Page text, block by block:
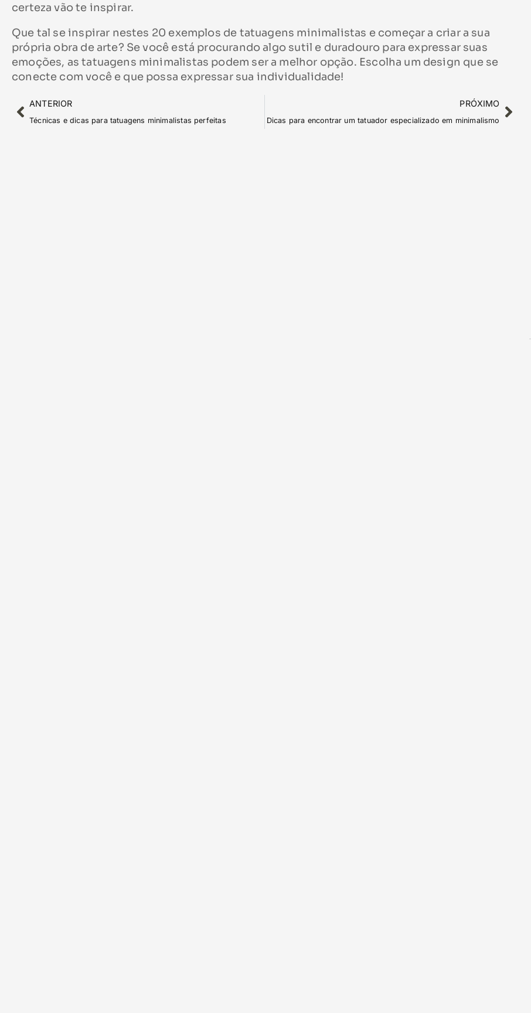
certeza vão te inspirar.
Que tal se inspirar nestes 20 exemplos de tatuagens minimalistas e começar a criar a sua
própria obra de arte? Se você está procurando algo sutil e duradouro para expressar suas
emoções, as tatuagens minimalistas podem ser a melhor opção. Escolha um design que se
conecte com você e que possa expressar sua individualidade!
ANTERIOR
Técnicas e dicas para tatuagens minimalistas perfeitas
PRÓXIMO
Dicas para encontrar um tatuador especializado em minimalismo